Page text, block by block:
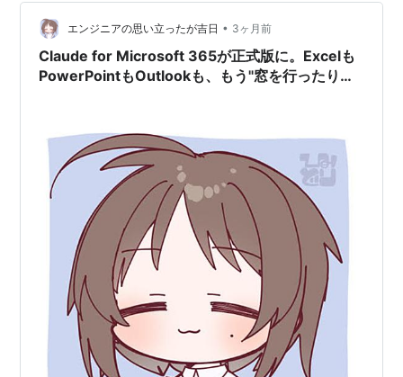
Wi-Fiの接続中断 デバイス…
エンジニアの思い立ったが吉日 • 3ヶ月前
Claude for Microsoft 365が正式版に。Excelも
PowerPointもOutlookも、もう"窓を行ったり来